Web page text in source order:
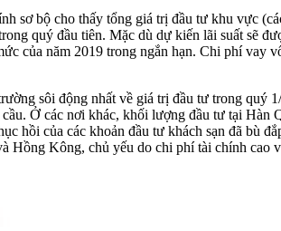
sơ bộ cho thấy tổng giá trị đầu tư khu vực
quý đầu tiên. Mặc dù dự kiến lãi suất sẽ
của năm 2019 trong ngắn hạn. Chi phí vay
sôi động nhất về giá trị đầu tư trong quý
Ở các nơi khác, khối lượng đầu tư tại Hàn
hồi của các khoản đầu tư khách sạn đã bù
Kông, chủ yếu do chi phí tài chính cao